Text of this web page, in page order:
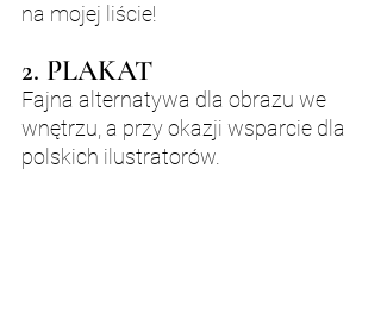
na mojej liście!
2. PLAKAT
Fajna alternatywa dla obrazu we
wnętrzu, a przy okazji wsparcie dla
polskich ilustratorów.